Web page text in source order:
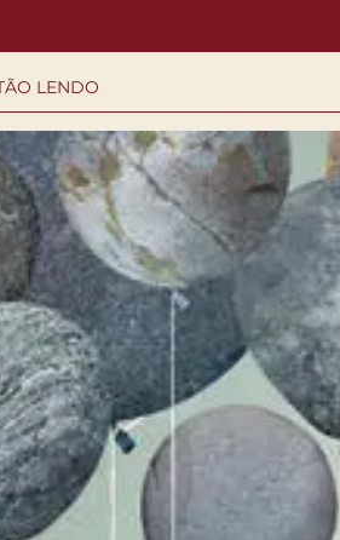
LENDO